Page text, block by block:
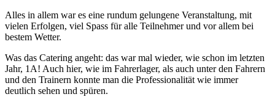
Alles in allem war es eine rundum gelungene Veranstaltung, mit
vielen Erfolgen, viel Spass für alle Teilnehmer und vor allem bei
bestem Wetter.
Was das Catering angeht: das war mal wieder, wie schon im letzten
Jahr, 1A! Auch hier, wie im Fahrerlager, als auch unter den Fahrern
und den Trainern konnte man die Professionalität wie immer
deutlich sehen und spüren.